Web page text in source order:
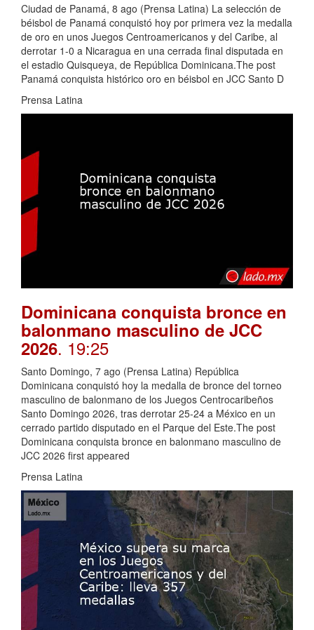
Ciudad de Panamá, 8 ago (Prensa Latina) La selección de
béisbol de Panamá conquistó hoy por primera vez la medalla
de oro en unos Juegos Centroamericanos y del Caribe, al
derrotar 1-0 a Nicaragua en una cerrada final disputada en
el estadio Quisqueya, de República Dominicana.The post
Panamá conquista histórico oro en béisbol en JCC Santo D
Prensa Latina
Dominicana conquista bronce en
balonmano masculino de JCC
2026. 19:25
Santo Domingo, 7 ago (Prensa Latina) República
Dominicana conquistó hoy la medalla de bronce del torneo
masculino de balonmano de los Juegos Centrocaribeños
Santo Domingo 2026, tras derrotar 25-24 a México en un
cerrado partido disputado en el Parque del Este.The post
Dominicana conquista bronce en balonmano masculino de
JCC 2026 first appeared
Prensa Latina